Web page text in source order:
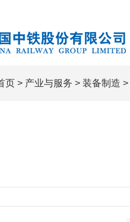
页 > 产业与服务 > 装备制造 >